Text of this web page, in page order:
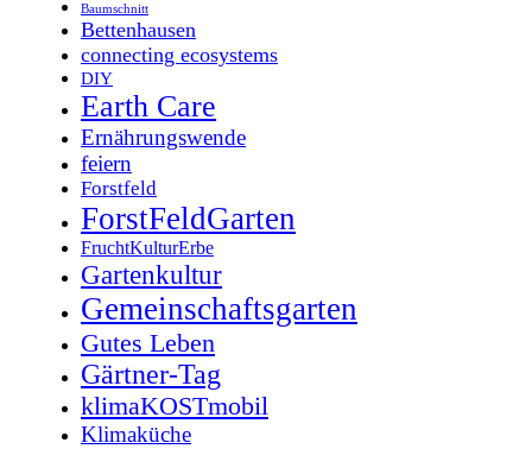
Baumschnitt
Bettenhausen
connecting ecosystems
DIY
Earth Care
Ernährungswende
feiern
Forstfeld
ForstFeldGarten
FruchtKulturErbe
Gartenkultur
Gemeinschaftsgarten
Gutes Leben
Gärtner-Tag
klimaKOSTmobil
Klimaküche